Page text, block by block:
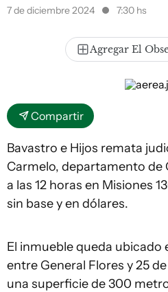
7 de diciembre 2024 7:30 hs
Agregar El
Compartir
Bavastro e Hijos remata
Carmelo, departamento de
a las 12 horas en Misiones
sin base y en dólares.
El inmueble queda ubicado
entre General Flores y 25
una superficie de 300